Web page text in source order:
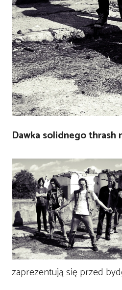
Dawka solidnego
zaprezentują się przed